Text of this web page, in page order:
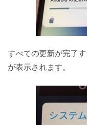
すべての更新が完了
が表示されます。